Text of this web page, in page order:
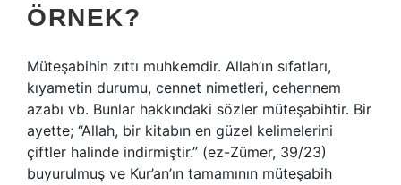
ÖRNEK?
Müteşabihin zıttı muhkemdir. Allah’ın sıfatları,
kıyametin durumu, cennet nimetleri, cehennem
azabı vb. Bunlar hakkındaki sözler müteşabihtir. Bir
ayette; “Allah, bir kitabın en güzel kelimelerini
çiftler halinde indirmiştir.” (ez-Zümer, 39/23)
buyurulmuş ve Kur’an’ın tamamının müteşabih